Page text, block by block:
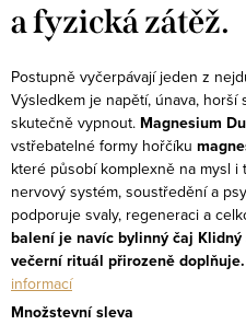
a fyzická zátěž.
Postupně vyčerpávají jeden z
Výsledkem je napětí, únava,
skutečně vypnout. Magnesium
vstřebatelné formy hořčíku
které působí komplexně na mysl i
nervový systém, soustředění a
podporuje svaly, regeneraci a
balení je navíc bylinný čaj
večerní rituál přirozeně doplňuje.
informací
Množstevní sleva